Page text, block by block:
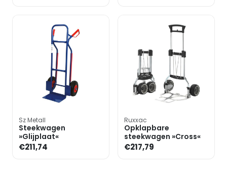
Sz Metall
Steekwagen
»Glijplaat«
€211,74
Ruxxac
Opklapbare
steekwagen »Cross«
€217,79